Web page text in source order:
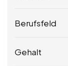
Berufsfeld
Gehalt